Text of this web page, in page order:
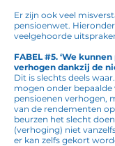
Er zijn ook veel
pensioenwet.
veelgehoorde
FABEL #5. ‘We
verhogen dankzij de
Dit is slechts deels
mogen onder
pensioenen verhogen,
van de rendementen
beurzen het slecht
(verhoging) niet
er kan zelfs gekort